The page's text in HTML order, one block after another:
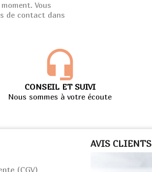
Vous
de contact dans
CONSEIL ET SUIVI
Nous sommes à votre écoute
(CGV)
AVIS CLIENTS